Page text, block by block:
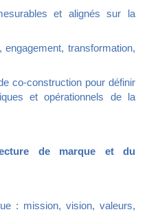
et alignés sur la
transformation,
co-construction pour définir
et opérationnels de la
de marque et du
: mission, vision, valeurs,